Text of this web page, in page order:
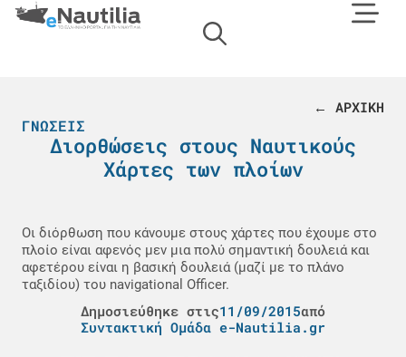
← ΑΡΧΙΚΗ
ΓΝΏΣΕΙΣ
Διορθώσεις στους Ναυτικούς
Χάρτες των πλοίων
Οι διόρθωση που κάνουμε στους χάρτες που έχουμε στο
πλοίο είναι αφενός μεν μια πολύ σημαντική δουλειά και
αφετέρου είναι η βασική δουλειά (μαζί με το πλάνο
ταξιδίου) του navigational Officer.
Δημοσιεύθηκε στις11/09/2015από
Συντακτική Ομάδα e-Nautilia.gr